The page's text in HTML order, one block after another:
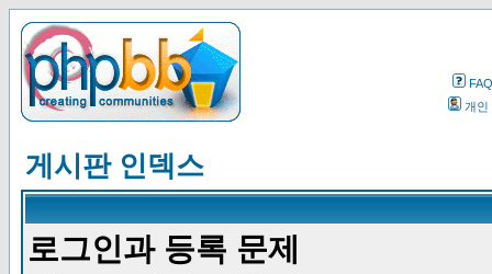
FAQ
개인
게시판 인덱스
로그인과 등록 문제